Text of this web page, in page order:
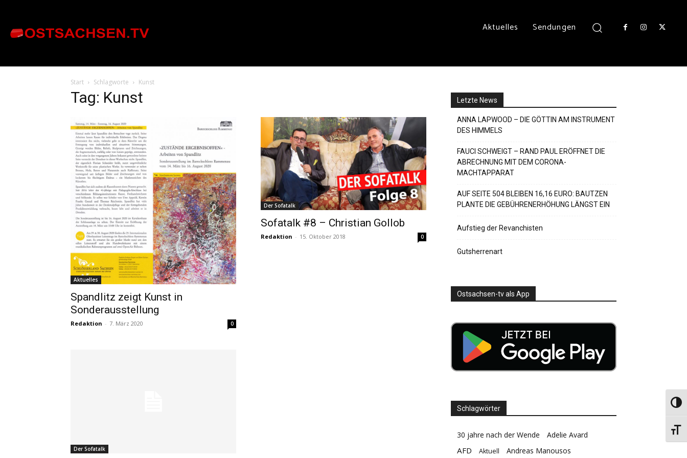
Aktuelles Sendungen
Start Schlagworte Kunst
Tag: Kunst
Aktuelles
Spandlitz zeigt Kunst in
Sonderausstellung
Redaktion - 7. März 2020 0
Der Sofatalk
Sofatalk #8 – Christian Gollob
Redaktion - 15. Oktober 2018 0
Der Sofatalk
Letzte News
ANNA LAPWOOD – DIE GÖTTIN AM INSTRUMENT
DES HIMMELS
FAUCI SCHWEIGT – RAND PAUL ERÖFFNET DIE
ABRECHNUNG MIT DEM CORONA-
MACHTAPPARAT
AUF SEITE 504 BLEIBEN 16,16 EURO: BAUTZEN
PLANTE DIE GEBÜHRENERHÖHUNG LÄNGST EIN
Aufstieg der Revanchisten
Gutsherrenart
Ostsachsen-tv als App
Schlagwörter
30 jahre nach der Wende Adelie Avard
AFD Aktuell Andreas Manousos